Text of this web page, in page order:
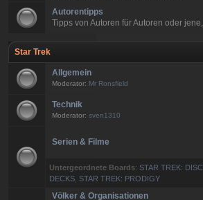
Autorentipps
Tipps von Autoren für Autoren oder
Star Trek
Allgemein
Moderator: Mr Ronsfield
Technik
Moderator: sven1310
Serien & Filme
Untergeordnete Boards:STAR TREK:
DECKS ,STAR TREK: PRODIGY
Völker & Organisationen